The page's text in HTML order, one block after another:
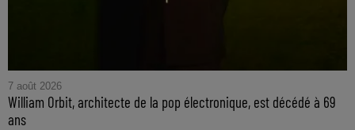
7 août 2026
William Orbit, architecte de la pop électronique, est décédé à 69
ans